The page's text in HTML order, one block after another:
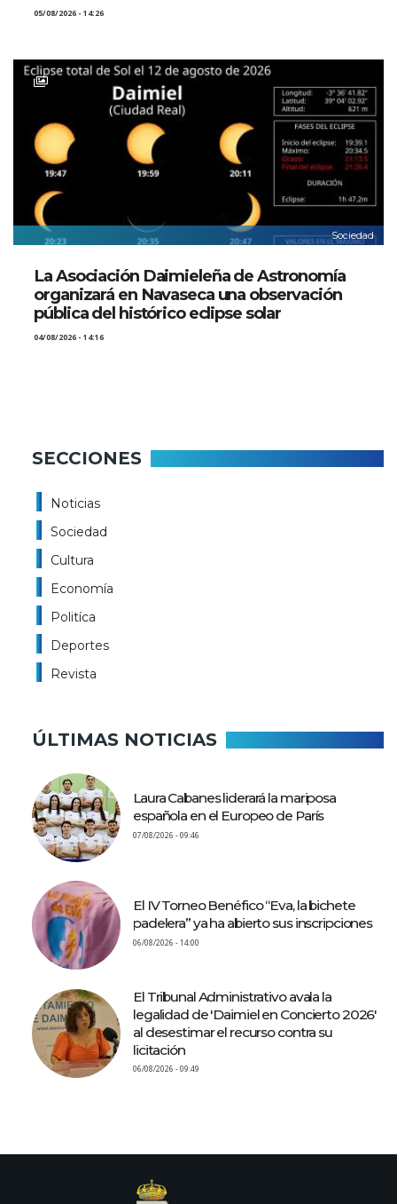
05/08/2026 - 14:26
Sociedad
La Asociación Daimieleña de Astronomía
organizará en Navaseca una observación
pública del histórico eclipse solar
04/08/2026 - 14:16
SECCIONES
Noticias
Sociedad
Cultura
Economía
Politíca
Deportes
Revista
ÚLTIMAS NOTICIAS
Laura Cabanes liderará la mariposa
española en el Europeo de París
07/08/2026 - 09:46
El IV Torneo Benéfico “Eva, la bichete
padelera” ya ha abierto sus inscripciones
06/08/2026 - 14:00
El Tribunal Administrativo avala la
legalidad de 'Daimiel en Concierto 2026'
al desestimar el recurso contra su
licitación
06/08/2026 - 09:49